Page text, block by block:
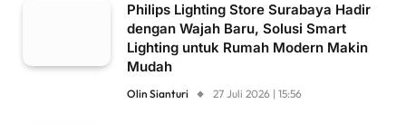
Philips Lighting Store Surabaya Hadir
dengan Wajah Baru, Solusi Smart
Lighting untuk Rumah Modern Makin
Mudah
Olin Sianturi 27 Juli 2026 | 15:56